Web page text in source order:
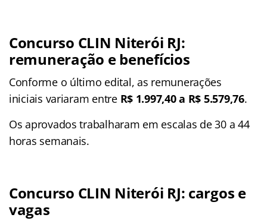
Concurso CLIN Niterói RJ:
remuneração e benefícios
Conforme o último edital, as remunerações
iniciais variaram entre R$ 1.997,40 a R$ 5.579,76.
Os aprovados trabalharam em escalas de 30 a 44
horas semanais.
Concurso CLIN Niterói RJ: cargos e
vagas